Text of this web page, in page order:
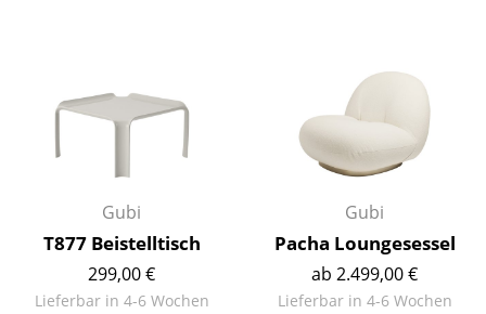
Bürodrehstühle
Bürosessel
Einzelteile
... alle Sitzmöbel
Gubi
T877 Beistelltisch
299,00 €
Lieferbar in 4-6 Wochen
Gubi
Pacha Loungesessel
ab 2.499,00 €
Lieferbar in 4-6 Wochen